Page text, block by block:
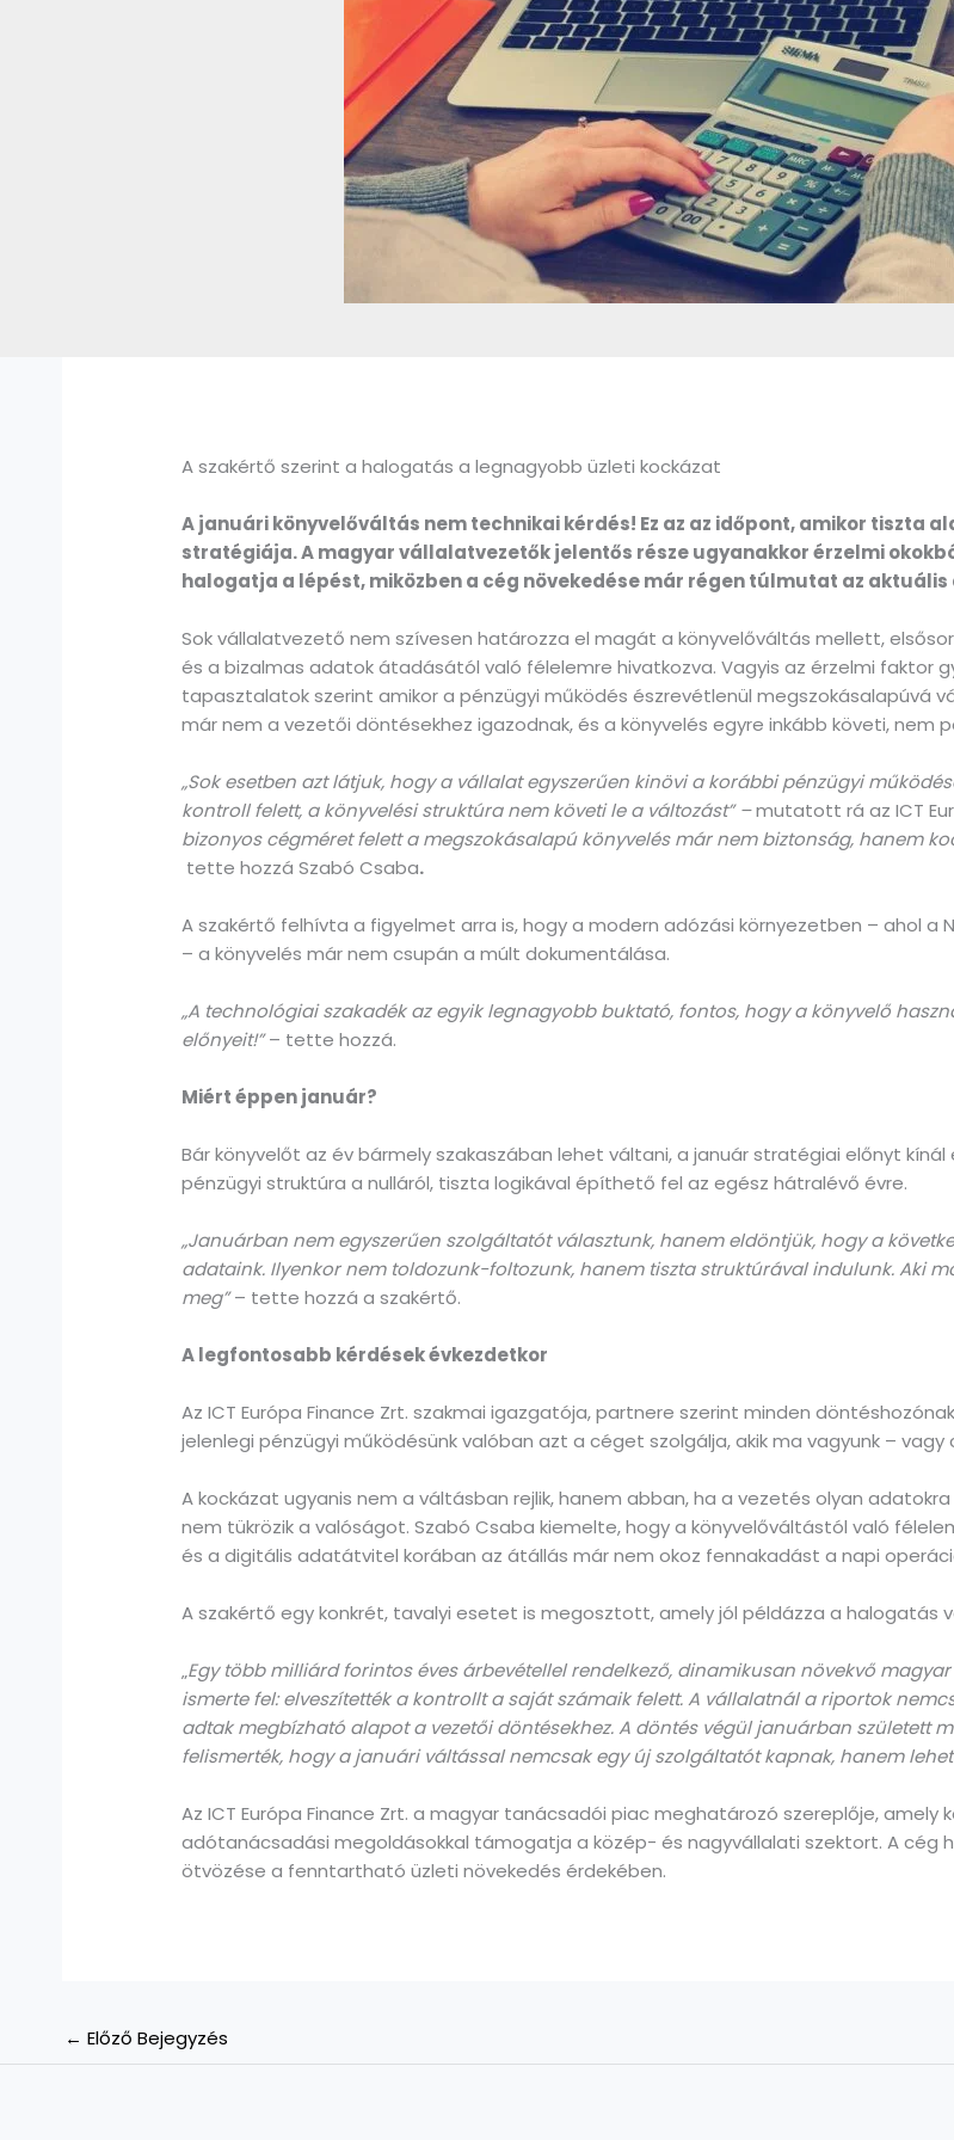
A szakértő szerint a halogatás a legnagyobb üzleti kockázat
A januári könyvelőváltás nem technikai kérdés! Ez az az időpont, amikor tiszta
stratégiája. A magyar vállalatvezetők jelentős része ugyanakkor érzelmi
halogatja a lépést, miközben a cég növekedése már régen túlmutat az
Sok vállalatvezető nem szívesen határozza el magát a könyvelőváltás mellett,
és a bizalmas adatok átadásától való félelemre hivatkozva. Vagyis az érzelmi faktor
tapasztalatok szerint amikor a pénzügyi működés észrevétlenül megszokásalapúvá
már nem a vezetői döntésekhez igazodnak, és a könyvelés egyre inkább követi,
„Sok esetben azt látjuk, hogy a vállalat egyszerűen kinövi a korábbi pénzügyi
kontroll felett, a könyvelési struktúra nem követi le a változást” –mutatott rá az ICT
bizonyos cégméret felett a megszokásalapú könyvelés már nem biztonság, hanem
tette hozzá Szabó Csaba.
A szakértő felhívta a figyelmet arra is, hogy a modern adózási környezetben – ahol a
– a könyvelés már nem csupán a múlt dokumentálása.
„A technológiai szakadék az egyik legnagyobb buktató, fontos, hogy a könyvelő
előnyeit!”– tette hozzá.
Miért éppen január?
Bár könyvelőt az év bármely szakaszában lehet váltani, a január stratégiai előnyt
pénzügyi struktúra a nulláról, tiszta logikával építhető fel az egész hátralévő évre.
„Januárban nem egyszerűen szolgáltatót választunk, hanem eldöntjük, hogy a
adataink. Ilyenkor nem toldozunk-foltozunk, hanem tiszta struktúrával indulunk. Aki
meg”– tette hozzá a szakértő.
A legfontosabb kérdések évkezdetkor
Az ICT Európa Finance Zrt. szakmai igazgatója, partnere szerint minden
jelenlegi pénzügyi működésünk valóban azt a céget szolgálja, akik ma vagyunk – vagy
A kockázat ugyanis nem a váltásban rejlik, hanem abban, ha a vezetés olyan
nem tükrözik a valóságot. Szabó Csaba kiemelte, hogy a könyvelőváltástól való
és a digitális adatátvitel korában az átállás már nem okoz fennakadást a napi
A szakértő egy konkrét, tavalyi esetet is megosztott, amely jól példázza a halogatás
„Egy több milliárd forintos éves árbevétellel rendelkező, dinamikusan növekvő
ismerte fel: elveszítették a kontrollt a saját számaik felett. A vállalatnál a riportok
adtak megbízható alapot a vezetői döntésekhez. A döntés végül januárban született
felismerték, hogy a januári váltással nemcsak egy új szolgáltatót kapnak, hanem
Az ICT Európa Finance Zrt. a magyar tanácsadói piac meghatározó szereplője, amely
adótanácsadási megoldásokkal támogatja a közép- és nagyvállalati szektort. A cég
ötvözése a fenntartható üzleti növekedés érdekében.
← Előző Bejegyzés